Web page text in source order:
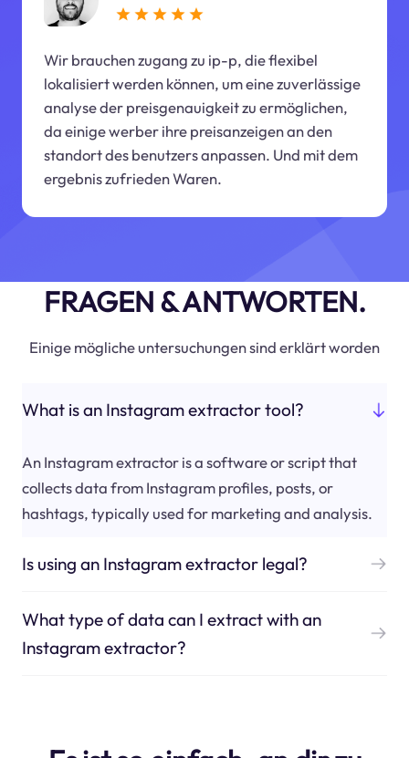
Wir brauchen zugang zu ip-p, die flexibel
lokalisiert werden können, um eine zuverlässige
analyse der preisgenauigkeit zu ermöglichen,
da einige werber ihre preisanzeigen an den
standort des benutzers anpassen. Und mit dem
ergebnis zufrieden Waren.
FRAGEN & ANTWORTEN.
Einige mögliche untersuchungen sind erklärt worden
What is an Instagram extractor tool?
An Instagram extractor is a software or script that
collects data from Instagram profiles, posts, or
hashtags, typically used for marketing and analysis.
Is using an Instagram extractor legal?
What type of data can I extract with an
Instagram extractor?